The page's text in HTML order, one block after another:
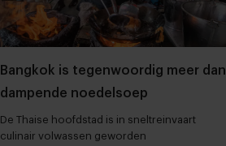
Bangkok is tegenwoordig meer dan
dampende noedelsoep
De Thaise hoofdstad is in sneltreinvaart
culinair volwassen geworden